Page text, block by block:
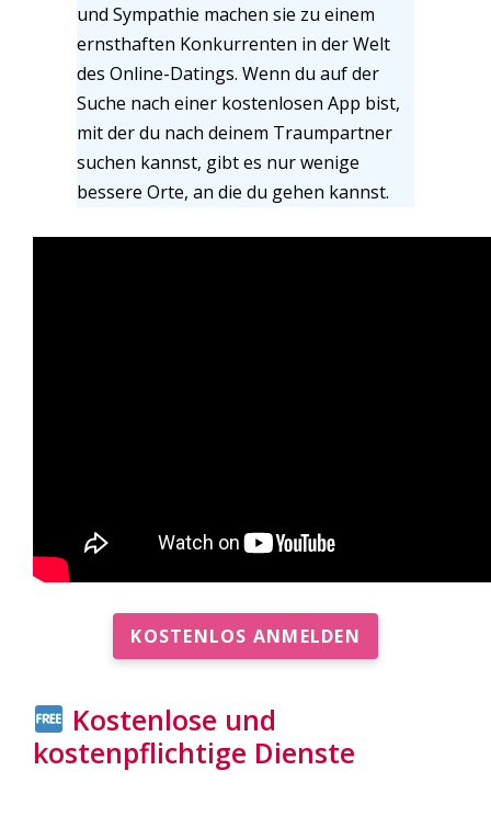
und Sympathie machen sie zu einem
ernsthaften Konkurrenten in der Welt
des Online-Datings. Wenn du auf der
Suche nach einer kostenlosen App bist,
mit der du nach deinem Traumpartner
suchen kannst, gibt es nur wenige
bessere Orte, an die du gehen kannst.
KOSTENLOS ANMELDEN
Kostenlose und
kostenpflichtige Dienste